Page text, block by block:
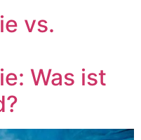
vs.
Was ist